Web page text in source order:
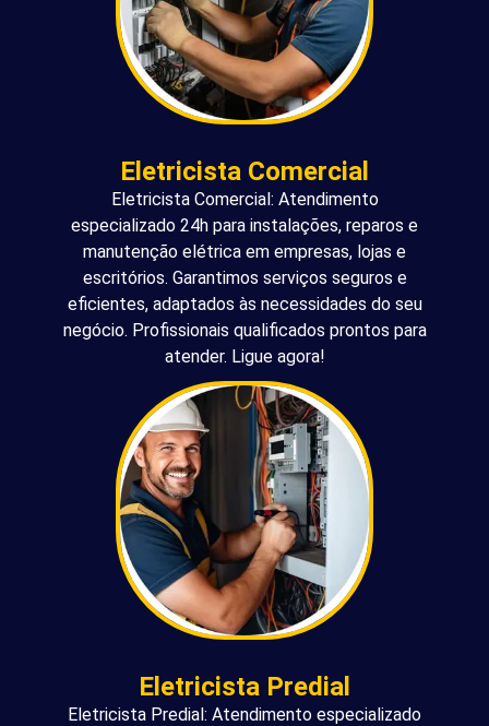
Eletricista Comercial
Eletricista Comercial: Atendimento
especializado 24h para instalações, reparos e
manutenção elétrica em empresas, lojas e
escritórios. Garantimos serviços seguros e
eficientes, adaptados às necessidades do seu
negócio. Profissionais qualificados prontos para
atender. Ligue agora!
Eletricista Predial
Eletricista Predial: Atendimento especializado